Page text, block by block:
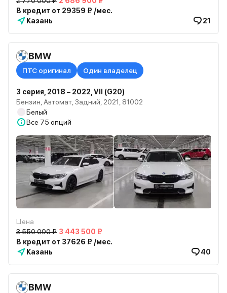
В кредит от 29359 ₽ /мес.
Казань
21
BMW
ПТС оригинал Один владелец
3 серия, 2018 – 2022, VII (G20)
Бензин, Автомат, Задний, 2021, 81002
Белый
Все 75 опций
Цена
3 550 000 ₽ 3 443 500 ₽
В кредит от 37626 ₽ /мес.
Казань
40
BMW